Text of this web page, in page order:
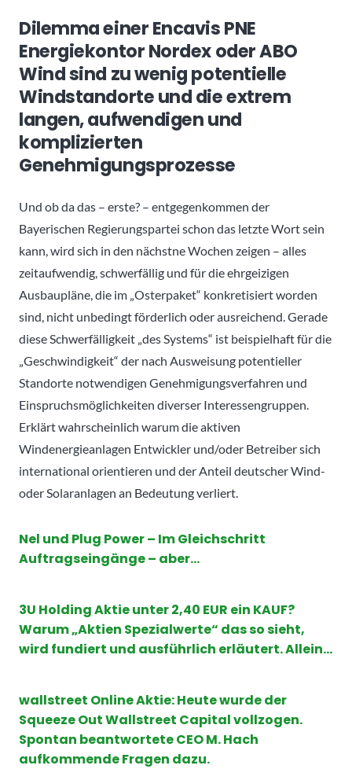
Dilemma einer Encavis PNE
Energiekontor Nordex oder ABO
Wind sind zu wenig potentielle
Windstandorte und die extrem
langen, aufwendigen und
komplizierten
Genehmigungsprozesse
Und ob da das – erste? – entgegenkommen der
Bayerischen Regierungspartei schon das letzte Wort sein
kann, wird sich in den nächstne Wochen zeigen – alles
zeitaufwendig, schwerfällig und für die ehrgeizigen
Ausbaupläne, die im „Osterpaket“ konkretisiert worden
sind, nicht unbedingt förderlich oder ausreichend. Gerade
diese Schwerfälligkeit „des Systems“ ist beispielhaft für die
„Geschwindigkeit“ der nach Ausweisung potentieller
Standorte notwendigen Genehmigungsverfahren und
Einspruchsmöglichkeiten diverser Interessengruppen.
Erklärt wahrscheinlich warum die aktiven
Windenergieanlagen Entwickler und/oder Betreiber sich
international orientieren und der Anteil deutscher Wind-
oder Solaranlagen an Bedeutung verliert.
Nel und Plug Power – Im Gleichschritt
Auftragseingänge – aber…
3U Holding Aktie unter 2,40 EUR ein KAUF?
Warum „Aktien Spezialwerte“ das so sieht,
wird fundiert und ausführlich erläutert. Allein…
wallstreet Online Aktie: Heute wurde der
Squeeze Out Wallstreet Capital vollzogen.
Spontan beantwortete CEO M. Hach
aufkommende Fragen dazu.